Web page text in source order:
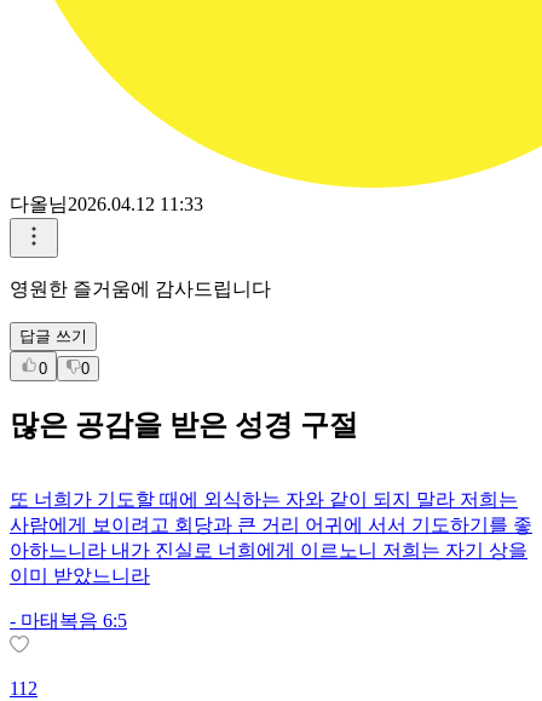
다올님2026.04.12 11:33
영원한 즐거움에 감사드립니다
답글 쓰기
0
0
많은 공감을 받은 성경 구절
또 너희가 기도할 때에 외식하는 자와 같이 되지 말라 저희는
사람에게 보이려고 회당과 큰 거리 어귀에 서서 기도하기를 좋
아하느니라 내가 진실로 너희에게 이르노니 저희는 자기 상을
이미 받았느니라
- 마태복음 6:5
112